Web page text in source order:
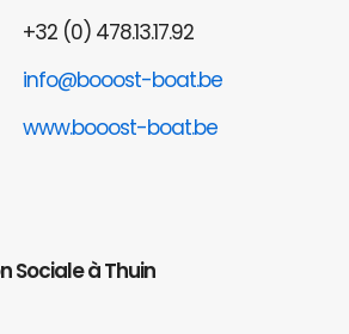
+32 (0) 478.13.17.92
info@booost-boat.be
www.booost-boat.be
Sociale à Thuin